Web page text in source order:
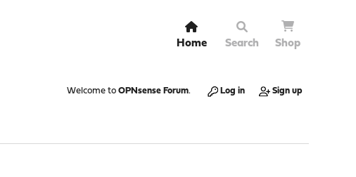
Home Search Shop
Welcome to OPNsense Forum. Log in Sign up